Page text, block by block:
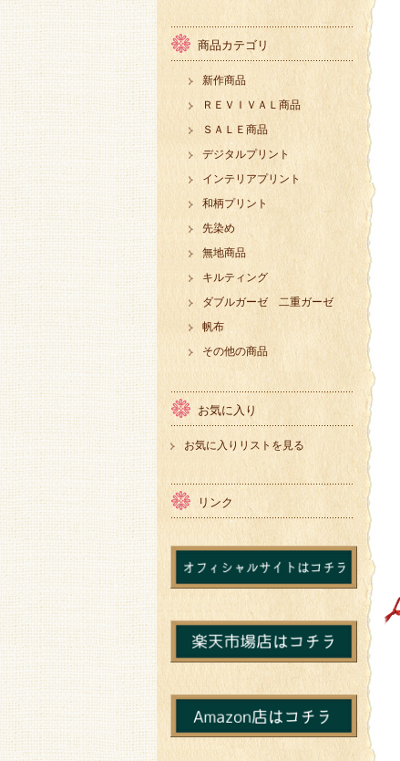
商品カテゴリ
新作商品
ＲＥＶＩＶＡＬ商品
ＳＡＬＥ商品
デジタルプリント
インテリアプリント
和柄プリント
先染め
無地商品
キルティング
ダブルガーゼ 二重ガーゼ
帆布
その他の商品
お気に入り
お気に入りリストを見る
リンク